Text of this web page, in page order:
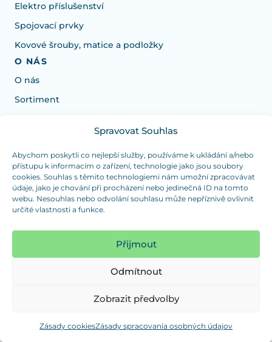
Spravovat Souhlas
Abychom poskytli co nejlepší služby, používáme k ukládání a/nebo
přístupu k informacím o zařízení, technologie jako jsou soubory
cookies. Souhlas s těmito technologiemi nám umožní zpracovávat
údaje, jako je chování při procházení nebo jedinečná ID na tomto
webu. Nesouhlas nebo odvolání souhlasu může nepříznivě ovlivnit
určité vlastnosti a funkce.
Přijmout
Odmítnout
Zobrazit předvolby
Zásady cookiesZásady spracovania osobných údajov
Elektro příslušenství
Spojovací prvky
Kovové šrouby, matice a podložky
O NÁS
O nás
Sortiment
Potrebujete poradiť s výberom?
Sme tu pre vás Pondelok-Štvrtok od: 7:30 - 15:30 hod
a Piatok od 7:30 - 14:30 hod
duranplast@duranplast.sk +421 0905 780 862
(platba iba v hotovosti)
Sme tu pre vás Pondelok-Štvrtok od: 7:30 - 15:30 hod
a Piatok od 7:30 - 14:30 hod